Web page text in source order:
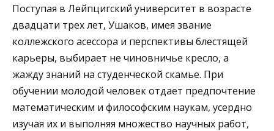
Поступая в Лейпцигский университет в возрасте
двадцати трех лет, Ушаков, имея звание
коллежского асессора и перспективы блестящей
карьеры, выбирает не чиновничье кресло, а
жажду знаний на студенческой скамье. При
обучении молодой человек отдает предпочтение
математическим и философским наукам, усердно
изучая их и выполняя множество научных работ,